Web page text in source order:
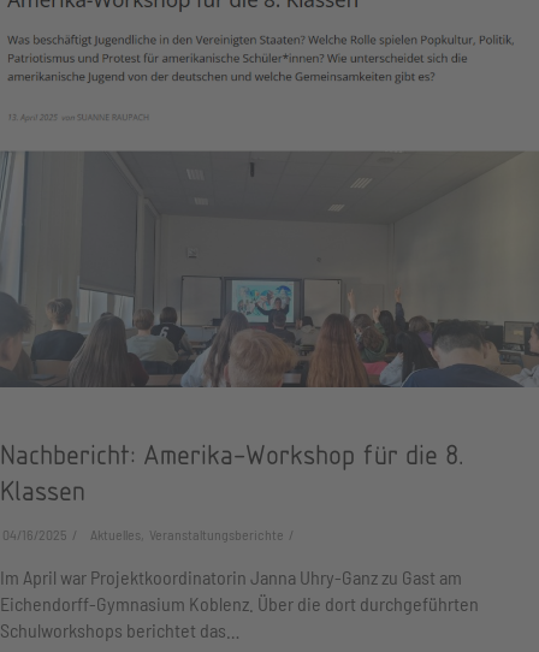
Nachbericht: Amerika-Workshop für die 8.
Klassen
04/16/2025 Aktuelles, Veranstaltungsberichte
Im April war Projektkoordinatorin Janna Uhry-Ganz zu Gast am
Eichendorff-Gymnasium Koblenz. Über die dort durchgeführten
Schulworkshops berichtet das…